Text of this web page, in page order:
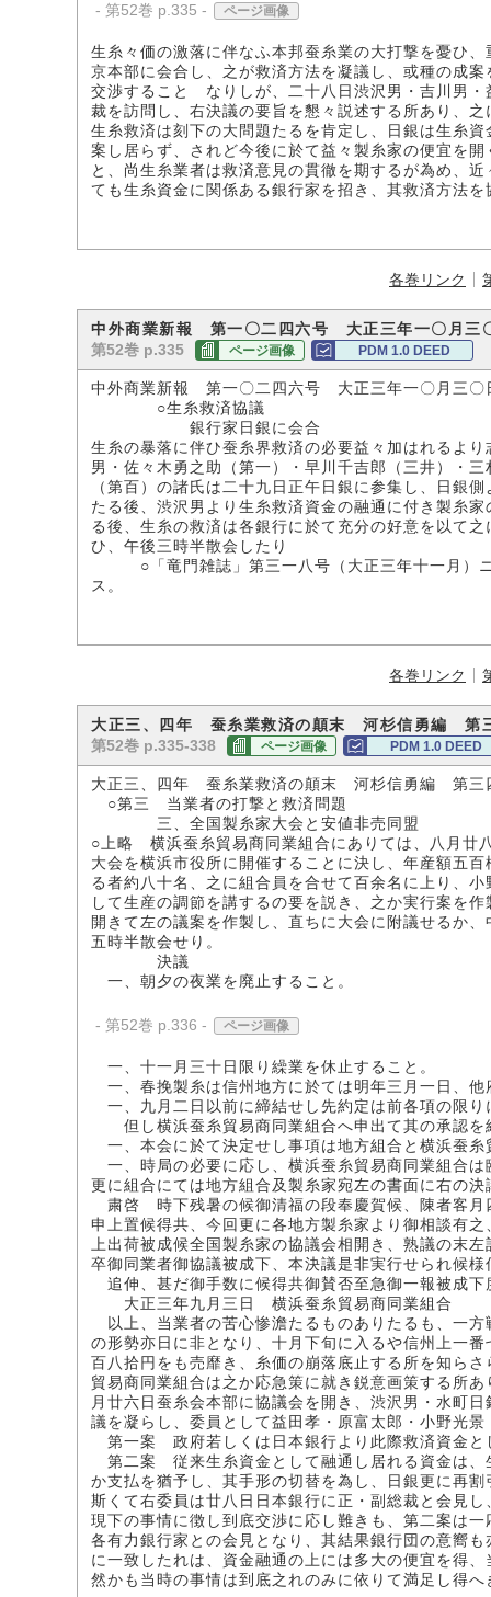
- 第52巻 p.335 - ページ画像
生糸々価の激落に伴なふ本邦蚕糸業の大打撃を憂ひ
京本部に会合し、之が救済方法を凝議し、或種の成
交渉することゝなりしが、二十八日渋沢男・吉川男
裁を訪問し、右決議の要旨を懇々説述する所あり、
生糸救済は刻下の大問題たるを肯定し、日銀は生糸
案し居らず、されど今後に於て益々製糸家の便宜を
と、尚生糸業者は救済意見の貫徹を期するが為め、
ても生糸資金に関係ある銀行家を招き、其救済方法
各巻リンク
中外商業新報 第一〇二四六号 大正三年一〇月
第52巻 p.335 ページ画像 PDM 1.0 DEED
中外商業新報 第一〇二四六号 大正三年一〇月三〇
○生糸救済協議
銀行家日銀に会合
生糸の暴落に伴ひ蚕糸界救済の必要益々加はれるよ
男・佐々木勇之助（第一）・早川千吉郎（三井）・
（第百）の諸氏は二十九日正午日銀に参集し、日銀
たる後、渋沢男より生糸救済資金の融通に付き製糸
る後、生糸の救済は各銀行に於て充分の好意を以て
ひ、午後三時半散会したり
○「竜門雑誌」第三一八号（大正三年十一月）ニ
ス。
各巻リンク
大正三、四年 蚕糸業救済の顛末 河杉信勇編 第
第52巻 p.335-338 ページ画像 PDM 1.0 DEED
大正三、四年 蚕糸業救済の顛末 河杉信勇編 第
○第三 当業者の打撃と救済問題
三、全国製糸家大会と安値非売同盟
○上略 横浜蚕糸貿易商同業組合にありては、八月廿
大会を横浜市役所に開催することに決し、年産額五
る者約八十名、之に組合員を合せて百余名に上り、
して生産の調節を講するの要を説き、之か実行案を
開きて左の議案を作製し、直ちに大会に附議せるか
五時半散会せり。
決議
一、朝夕の夜業を廃止すること。
- 第52巻 p.336 - ページ画像
一、十一月三十日限り繰業を休止すること。
一、春挽製糸は信州地方に於ては明年三月一日、
一、九月二日以前に締結せし先約定は前各項の限り
但し横浜蚕糸貿易商同業組合へ申出て其の承認を
一、本会に於て決定せし事項は地方組合と横浜蚕
一、時局の必要に応し、横浜蚕糸貿易商同業組合
更に組合にては地方組合及製糸家宛左の書面に右の
粛啓 時下残暑の候御清福の段奉慶賀候、陳者客月
申上置候得共、今回更に各地方製糸家より御相談有
上出荷被成候全国製糸家の協議会相開き、熟議の末
卒御同業者御協議被成下、本決議是非実行せられ候
追伸、甚だ御手数に候得共御賛否至急御一報被成下
大正三年九月三日 横浜蚕糸貿易商同業組合
以上、当業者の苦心惨澹たるものありたるも、一
の形勢亦日に非となり、十月下旬に入るや信州上一
百八拾円をも売靡き、糸価の崩落底止する所を知ら
貿易商同業組合は之か応急策に就き鋭意画策する所
月廿六日蚕糸会本部に協議会を開き、渋沢男・水町
議を凝らし、委員として益田孝・原富太郎・小野光
第一案 政府若しくは日本銀行より此際救済資金と
第二案 従来生糸資金として融通し居れる資金は、
か支払を猶予し、其手形の切替を為し、日銀更に再割
斯くて右委員は廿八日日本銀行に正・副総裁と会見
現下の事情に徴し到底交渉に応し難きも、第二案は
各有力銀行家との会見となり、其結果銀行団の意嚮
に一致したれは、資金融通の上には多大の便宜を得
然かも当時の事情は到底之れのみに依りて満足し得へ